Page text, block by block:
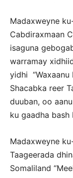
Madaxweyne
Cabdiraxmaan
isaguna
warramay
yidhi
Shacabka reer
duuban, oo
ku gaadha bash
Madaxweyne
Taageerada
Somaliland